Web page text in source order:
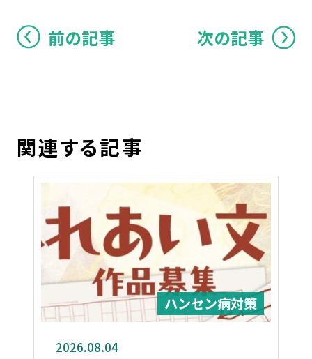
前の記事 次の記事
関連する記事
ハンセン病対策
2026.08.04